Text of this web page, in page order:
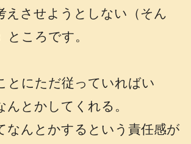
えさせようとしない（そん
ところです。
とにただ従っていればい
んとかしてくれる。
なんとかするという責任感が